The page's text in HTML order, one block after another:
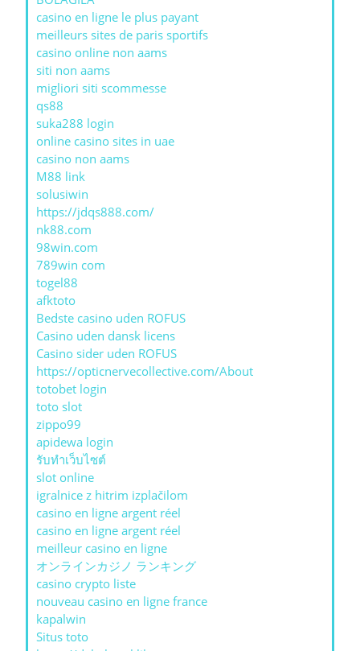
casino en ligne le plus payant
meilleurs sites de paris sportifs
casino online non aams
siti non aams
migliori siti scommesse
qs88
suka288 login
online casino sites in uae
casino non aams
M88 link
solusiwin
https://jdqs888.com/
nk88.com
98win.com
789win com
togel88
afktoto
Bedste casino uden ROFUS
Casino uden dansk licens
Casino sider uden ROFUS
https://opticnervecollective.com/About
totobet login
toto slot
zippo99
apidewa login
รับทําเว็บไซต์
slot online
igralnice z hitrim izplačilom
casino en ligne argent réel
casino en ligne argent réel
meilleur casino en ligne
オンラインカジノ ランキング
casino crypto liste
nouveau casino en ligne france
kapalwin
Situs toto